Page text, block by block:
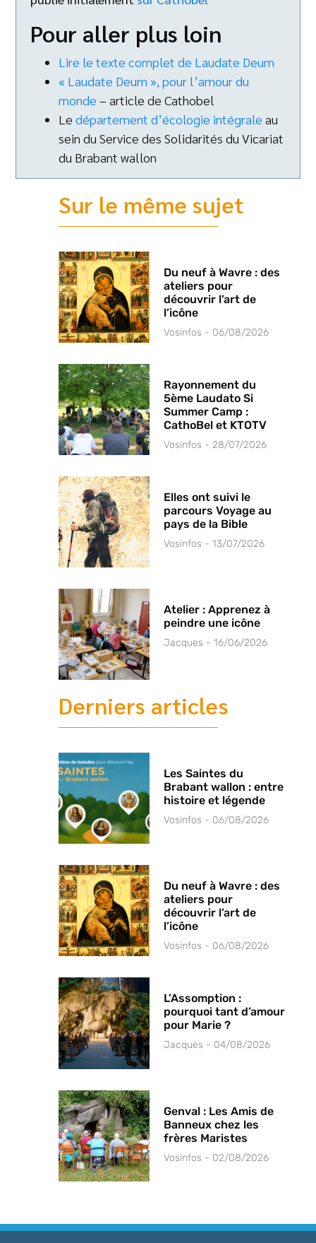
Pour aller plus loin
Lire le texte complet de Laudate Deum
« Laudate Deum », pour l’amour du
monde – article de Cathobel
Ledépartement d’écologie intégrale au
sein du Service des Solidarités du Vicariat
du Brabant wallon
Sur le même sujet
Du neuf à Wavre : des
ateliers pour
découvrir l’art de
l’icône
Vosinfos 06/08/2026
Rayonnement du
5ème Laudato Si
Summer Camp :
CathoBel et KTOTV
Vosinfos 28/07/2026
Elles ont suivi le
parcours Voyage au
pays de la Bible
Vosinfos 13/07/2026
Atelier : Apprenez à
peindre une icône
Jacques 16/06/2026
Derniers articles
Les Saintes du
Brabant wallon : entre
histoire et légende
Vosinfos 06/08/2026
Du neuf à Wavre : des
ateliers pour
découvrir l’art de
l’icône
Vosinfos 06/08/2026
L’Assomption :
pourquoi tant d’amour
pour Marie ?
Jacques 04/08/2026
Genval : Les Amis de
Banneux chez les
frères Maristes
Vosinfos 02/08/2026